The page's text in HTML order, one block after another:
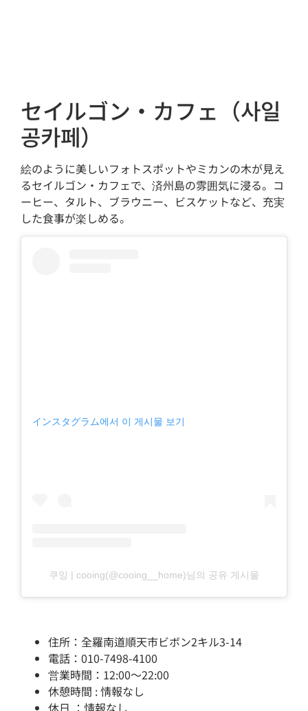
セイルゴン・カフェ（사일
공카페）
絵のように美しいフォトスポットやミカンの木が見え
るセイルゴン・カフェで、済州島の雰囲気に浸る。コ
ーヒー、タルト、ブラウニー、ビスケットなど、充実
した食事が楽しめる。
インスタグラム에서 이 게시물 보기
쿠잉 | cooing(@cooing__home)님의 공유 게시물
住所：全羅南道順天市ビボン2キル3-14
電話：010-7498-4100
営業時間：12:00～22:00
休憩時間 : 情報なし
休日 ：情報なし